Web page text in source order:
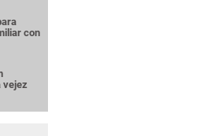
con
vejez